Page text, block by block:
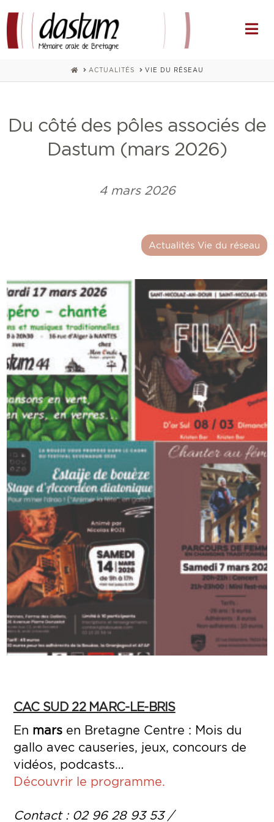
HOMEACTUALITÉS VIE DU RÉSEAU
Du côté des pôles associés de
Dastum (mars 2026)
4 mars 2026
Actualités Vie du réseau
CAC SUD 22 MARC-LE-BRIS
En marsen Bretagne Centre : Mois du
gallo avec causeries, jeux, concours de
vidéos, podcasts…
Découvrir le programme.
Contact : 02 96 28 93 53 /